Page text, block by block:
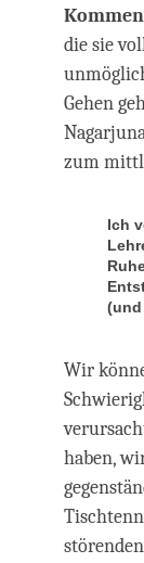
die sie
Gehen
zum
Ich
(und
Wir
haben,